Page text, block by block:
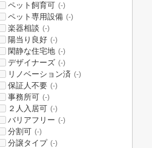
ペット飼育可 (-)
ペット専用設備 (-)
楽器相談 (-)
陽当り良好 (-)
閑静な住宅地 (-)
デザイナーズ (-)
リノベーション済 (-)
保証人不要 (-)
事務所可 (-)
２人入居可 (-)
バリアフリー (-)
分割可 (-)
分譲タイプ (-)